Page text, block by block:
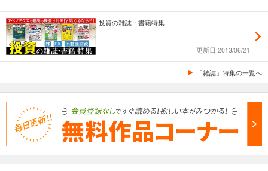
あらすじを表示する
週刊東洋経済 2025/11/15号
試し読み
あらすじを表示する
週刊東洋経済 2025/11/8号
投資の雑誌・書籍特集
更新日:2013/06/21
「雑誌」特集の一覧へ